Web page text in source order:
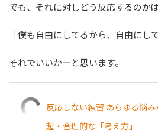
でも、それに対しどう反応するのか
「僕も自由にしてるから、自由にし
それでいいかーと思います。
反応しない練習 あらゆる悩
超・合理的な「考え方」